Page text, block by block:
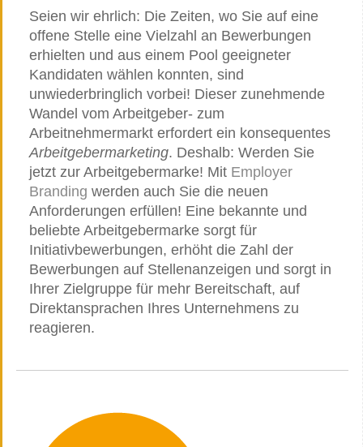
Seien wir ehrlich: Die Zeiten, wo Sie auf eine
offene Stelle eine Vielzahl an Bewerbungen
erhielten und aus einem Pool geeigneter
Kandidaten wählen konnten, sind
unwiederbringlich vorbei! Dieser zunehmende
Wandel vom Arbeitgeber- zum
Arbeitnehmermarkt erfordert ein konsequentes
Arbeitgebermarketing. Deshalb: Werden Sie
jetzt zur Arbeitgebermarke! Mit Employer
Branding werden auch Sie die neuen
Anforderungen erfüllen! Eine bekannte und
beliebte Arbeitgebermarke sorgt für
Initiativbewerbungen, erhöht die Zahl der
Bewerbungen auf Stellenanzeigen und sorgt in
Ihrer Zielgruppe für mehr Bereitschaft, auf
Direktansprachen Ihres Unternehmens zu
reagieren.